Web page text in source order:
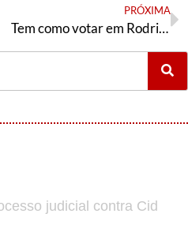
PRÓXIMA
Tem como votar em Rodrigo Pacheco?
judicial contra Cid